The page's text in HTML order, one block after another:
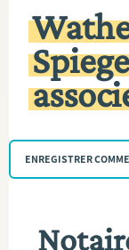
Relations et
Héritage et
Entreprendre
Le notaire
ENREGISTRER